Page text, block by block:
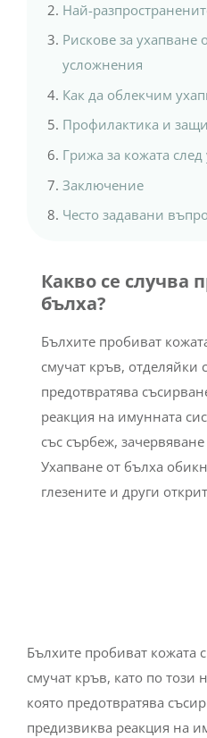
Най-
Рискове за
усложнения
Как да облекчим
Профилактика и
Грижа за кожата
Заключение
Често задавани
Какво се случва
бълха?
Бълхите пробиват
смучат кръв, отделяйки
предотвратява
реакция на имунната
със сърбеж,
Ухапване от бълха
глезените и други
Бълхите пробиват кожата
смучат кръв, като по този
която предотвратява
предизвиква реакция на